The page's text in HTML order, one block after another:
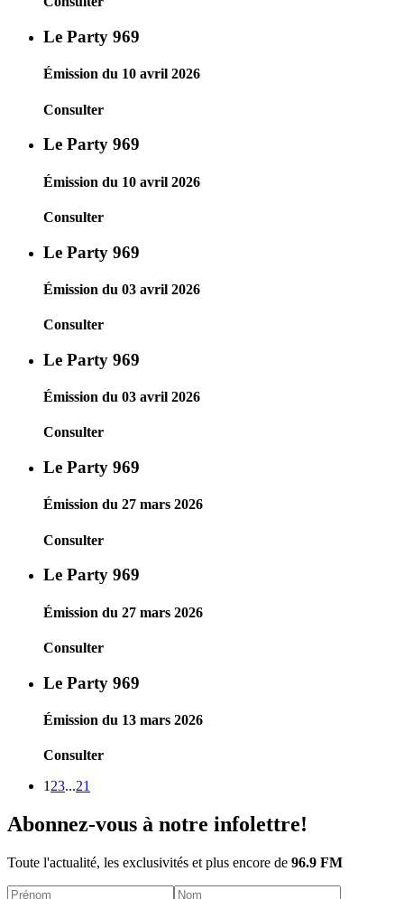
Le Party 969
Émission du 10 avril 2026
Consulter
Le Party 969
Émission du 10 avril 2026
Consulter
Le Party 969
Émission du 03 avril 2026
Consulter
Le Party 969
Émission du 03 avril 2026
Consulter
Le Party 969
Émission du 27 mars 2026
Consulter
Le Party 969
Émission du 27 mars 2026
Consulter
Le Party 969
Émission du 13 mars 2026
Consulter
1 23...21
Abonnez-vous à notre infolettre!
Toute l'actualité, les exclusivités et plus encore de 96.9 FM